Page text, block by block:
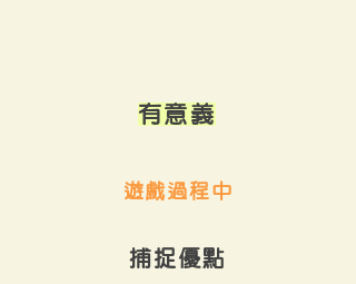
遊戲過程中
有意義
捕捉優點